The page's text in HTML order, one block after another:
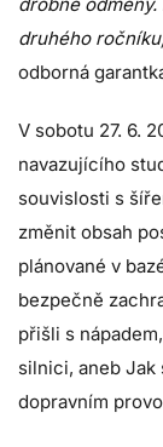
druhého
odborná
V sobotu 27. 6.
navazujícího
souvislosti s
změnit obsah
plánované v
bezpečně
přišli s
silnici, aneb Jak
dopravním